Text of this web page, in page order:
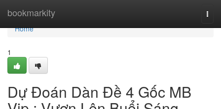
bookmarkity
Home
Home
1
Dự Đoán Dàn Đề 4 Gốc MB